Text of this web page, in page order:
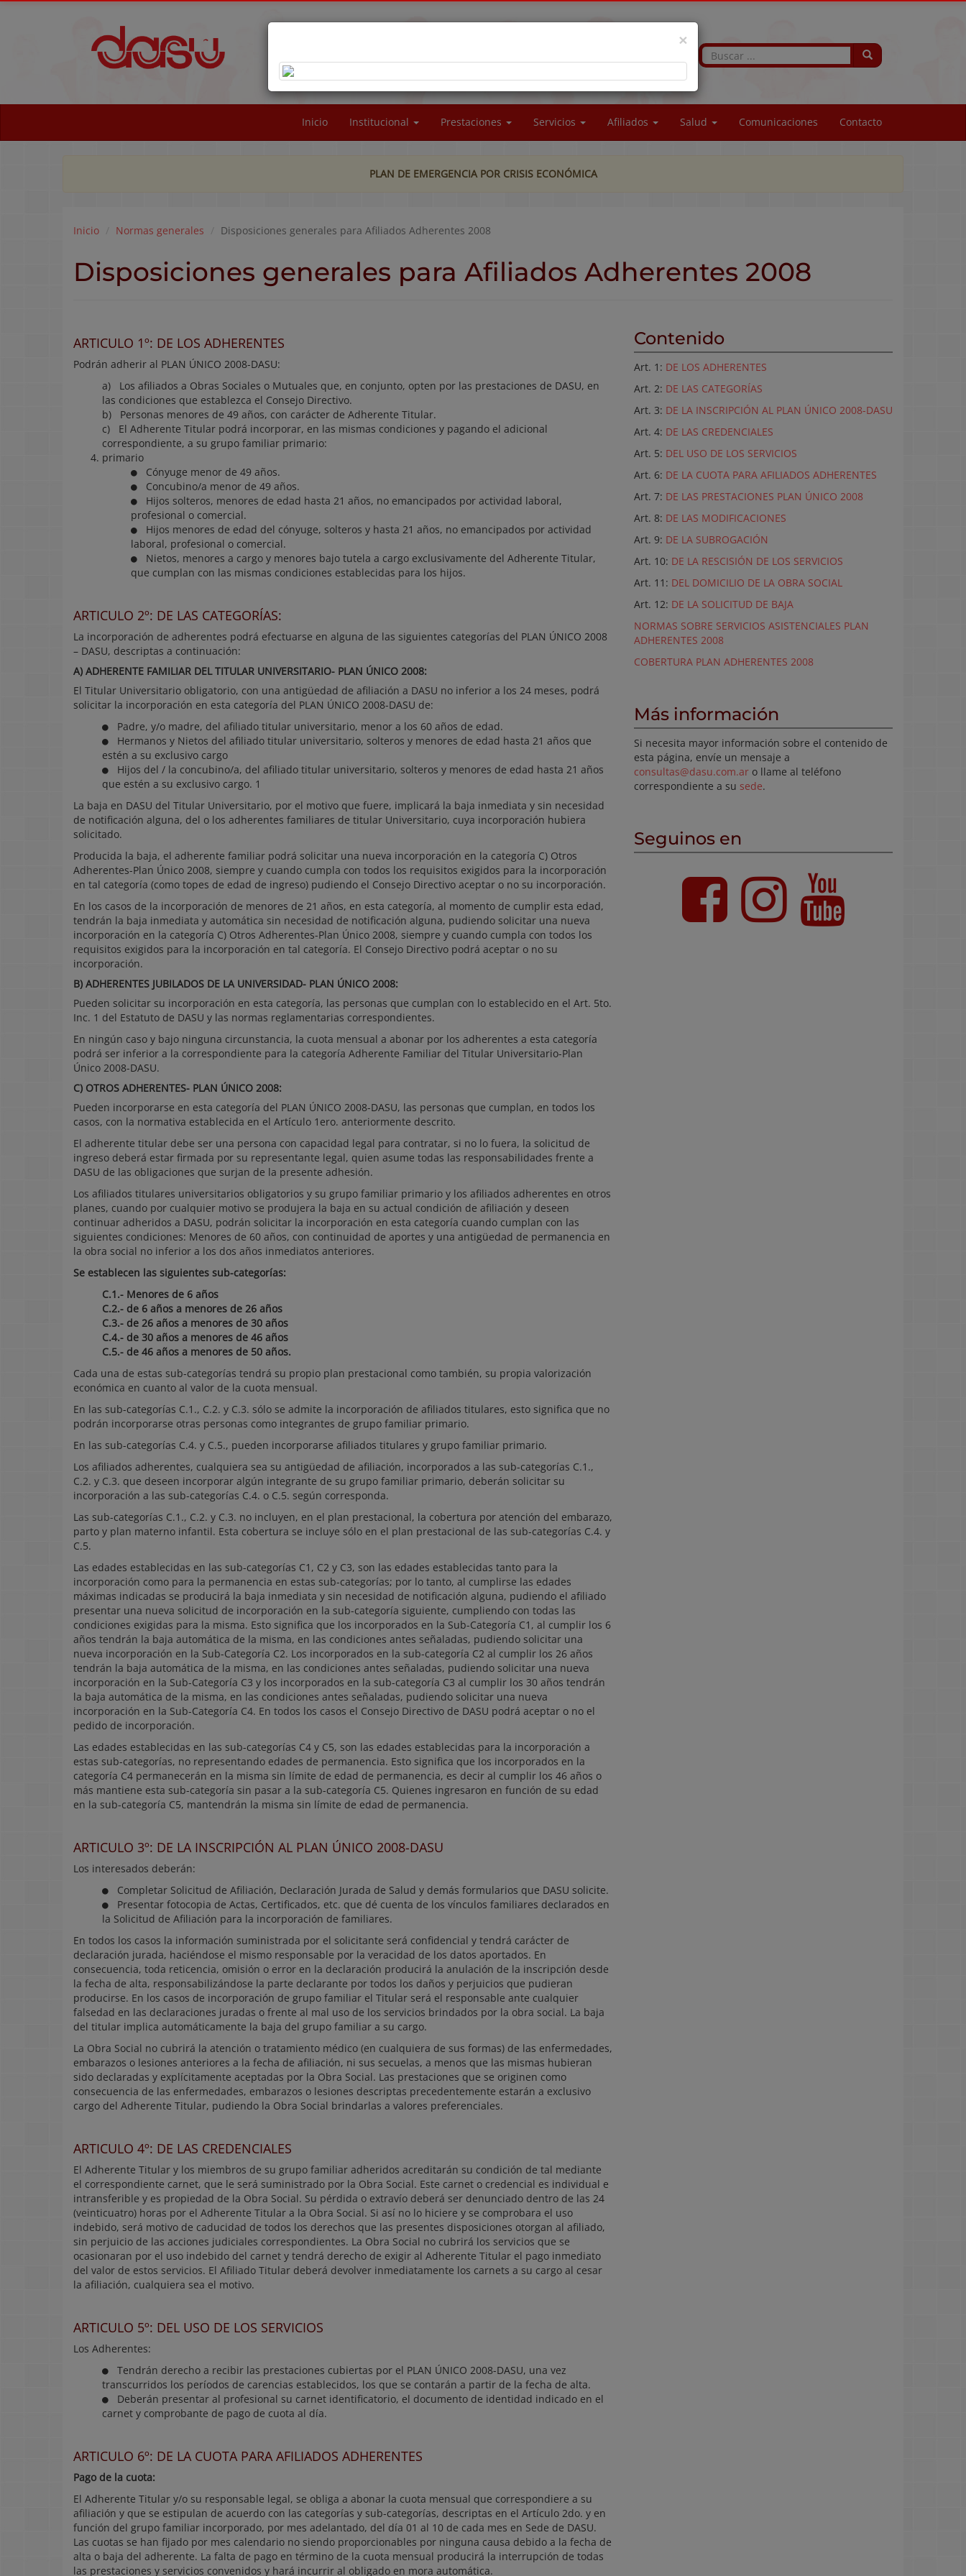
NACIONAL DE LA PATAGONIA SAN JUAN BOSCO
Inicio Institucional Prestaciones Servicios Afiliados Salud Comunicaciones Contacto
PLAN DE EMERGENCIA POR CRISIS ECONÓMICA
Inicio Normas generales Disposiciones generales para Afiliados Adherentes 2008
Disposiciones generales para Afiliados Adherentes 2008
ARTICULO 1º: DE LOS ADHERENTES
Podrán adherir al PLAN ÚNICO 2008-DASU:
a) Los afiliados a Obras Sociales o Mutuales que, en conjunto, opten por las prestaciones de DASU, en
las condiciones que establezca el Consejo Directivo.
b) Personas menores de 49 años, con carácter de Adherente Titular.
c) El Adherente Titular podrá incorporar, en las mismas condiciones y pagando el adicional
correspondiente, a su grupo familiar primario:
primario
Cónyuge menor de 49 años.
Concubino/a menor de 49 años.
Hijos solteros, menores de edad hasta 21 años, no emancipados por actividad laboral,
profesional o comercial.
Hijos menores de edad del cónyuge, solteros y hasta 21 años, no emancipados por actividad
laboral, profesional o comercial.
Nietos, menores a cargo y menores bajo tutela a cargo exclusivamente del Adherente Titular,
que cumplan con las mismas condiciones establecidas para los hijos.
ARTICULO 2º: DE LAS CATEGORÍAS:
La incorporación de adherentes podrá efectuarse en alguna de las siguientes categorías del PLAN ÚNICO 2008
– DASU, descriptas a continuación:
A) ADHERENTE FAMILIAR DEL TITULAR UNIVERSITARIO- PLAN ÚNICO 2008:
El Titular Universitario obligatorio, con una antigüedad de afiliación a DASU no inferior a los 24 meses, podrá
solicitar la incorporación en esta categoría del PLAN ÚNICO 2008-DASU de:
Padre, y/o madre, del afiliado titular universitario, menor a los 60 años de edad.
Hermanos y Nietos del afiliado titular universitario, solteros y menores de edad hasta 21 años que
estén a su exclusivo cargo
Hijos del / la concubino/a, del afiliado titular universitario, solteros y menores de edad hasta 21 años
que estén a su exclusivo cargo. 1
La baja en DASU del Titular Universitario, por el motivo que fuere, implicará la baja inmediata y sin necesidad
de notificación alguna, del o los adherentes familiares de titular Universitario, cuya incorporación hubiera
solicitado.
Producida la baja, el adherente familiar podrá solicitar una nueva incorporación en la categoría C) Otros
Adherentes-Plan Único 2008, siempre y cuando cumpla con todos los requisitos exigidos para la incorporación
en tal categoría (como topes de edad de ingreso) pudiendo el Consejo Directivo aceptar o no su incorporación.
En los casos de la incorporación de menores de 21 años, en esta categoría, al momento de cumplir esta edad,
tendrán la baja inmediata y automática sin necesidad de notificación alguna, pudiendo solicitar una nueva
incorporación en la categoría C) Otros Adherentes-Plan Único 2008, siempre y cuando cumpla con todos los
requisitos exigidos para la incorporación en tal categoría. El Consejo Directivo podrá aceptar o no su
incorporación.
B) ADHERENTES JUBILADOS DE LA UNIVERSIDAD- PLAN ÚNICO 2008:
Pueden solicitar su incorporación en esta categoría, las personas que cumplan con lo establecido en el Art. 5to.
Inc. 1 del Estatuto de DASU y las normas reglamentarias correspondientes.
En ningún caso y bajo ninguna circunstancia, la cuota mensual a abonar por los adherentes a esta categoría
podrá ser inferior a la correspondiente para la categoría Adherente Familiar del Titular Universitario-Plan
Único 2008-DASU.
C) OTROS ADHERENTES- PLAN ÚNICO 2008:
Pueden incorporarse en esta categoría del PLAN ÚNICO 2008-DASU, las personas que cumplan, en todos los
casos, con la normativa establecida en el Artículo 1ero. anteriormente descrito.
El adherente titular debe ser una persona con capacidad legal para contratar, si no lo fuera, la solicitud de
ingreso deberá estar firmada por su representante legal, quien asume todas las responsabilidades frente a
DASU de las obligaciones que surjan de la presente adhesión.
Los afiliados titulares universitarios obligatorios y su grupo familiar primario y los afiliados adherentes en otros
planes, cuando por cualquier motivo se produjera la baja en su actual condición de afiliación y deseen
continuar adheridos a DASU, podrán solicitar la incorporación en esta categoría cuando cumplan con las
siguientes condiciones: Menores de 60 años, con continuidad de aportes y una antigüedad de permanencia en
la obra social no inferior a los dos años inmediatos anteriores.
Se establecen las siguientes sub-categorías:
C.1.- Menores de 6 años
C.2.- de 6 años a menores de 26 años
C.3.- de 26 años a menores de 30 años
C.4.- de 30 años a menores de 46 años
C.5.- de 46 años a menores de 50 años.
Cada una de estas sub-categorías tendrá su propio plan prestacional como también, su propia valorización
económica en cuanto al valor de la cuota mensual.
En las sub-categorías C.1., C.2. y C.3. sólo se admite la incorporación de afiliados titulares, esto significa que no
podrán incorporarse otras personas como integrantes de grupo familiar primario.
En las sub-categorías C.4. y C.5., pueden incorporarse afiliados titulares y grupo familiar primario.
Los afiliados adherentes, cualquiera sea su antigüedad de afiliación, incorporados a las sub-categorías C.1.,
C.2. y C.3. que deseen incorporar algún integrante de su grupo familiar primario, deberán solicitar su
incorporación a las sub-categorías C.4. o C.5. según corresponda.
Las sub-categorías C.1., C.2. y C.3. no incluyen, en el plan prestacional, la cobertura por atención del embarazo,
parto y plan materno infantil. Esta cobertura se incluye sólo en el plan prestacional de las sub-categorías C.4. y
C.5.
Las edades establecidas en las sub-categorías C1, C2 y C3, son las edades establecidas tanto para la
incorporación como para la permanencia en estas sub-categorías; por lo tanto, al cumplirse las edades
máximas indicadas se producirá la baja inmediata y sin necesidad de notificación alguna, pudiendo el afiliado
presentar una nueva solicitud de incorporación en la sub-categoría siguiente, cumpliendo con todas las
condiciones exigidas para la misma. Esto significa que los incorporados en la Sub-Categoría C1, al cumplir los 6
años tendrán la baja automática de la misma, en las condiciones antes señaladas, pudiendo solicitar una
nueva incorporación en la Sub-Categoría C2. Los incorporados en la sub-categoría C2 al cumplir los 26 años
tendrán la baja automática de la misma, en las condiciones antes señaladas, pudiendo solicitar una nueva
incorporación en la Sub-Categoría C3 y los incorporados en la sub-categoría C3 al cumplir los 30 años tendrán
la baja automática de la misma, en las condiciones antes señaladas, pudiendo solicitar una nueva
incorporación en la Sub-Categoría C4. En todos los casos el Consejo Directivo de DASU podrá aceptar o no el
pedido de incorporación.
Las edades establecidas en las sub-categorías C4 y C5, son las edades establecidas para la incorporación a
estas sub-categorías, no representando edades de permanencia. Esto significa que los incorporados en la
categoría C4 permanecerán en la misma sin límite de edad de permanencia, es decir al cumplir los 46 años o
más mantiene esta sub-categoría sin pasar a la sub-categoría C5. Quienes ingresaron en función de su edad
en la sub-categoría C5, mantendrán la misma sin límite de edad de permanencia.
ARTICULO 3º: DE LA INSCRIPCIÓN AL PLAN ÚNICO 2008-DASU
Los interesados deberán:
Completar Solicitud de Afiliación, Declaración Jurada de Salud y demás formularios que DASU solicite.
Presentar fotocopia de Actas, Certificados, etc. que dé cuenta de los vínculos familiares declarados en
la Solicitud de Afiliación para la incorporación de familiares.
En todos los casos la información suministrada por el solicitante será confidencial y tendrá carácter de
declaración jurada, haciéndose el mismo responsable por la veracidad de los datos aportados. En
consecuencia, toda reticencia, omisión o error en la declaración producirá la anulación de la inscripción desde
la fecha de alta, responsabilizándose la parte declarante por todos los daños y perjuicios que pudieran
producirse. En los casos de incorporación de grupo familiar el Titular será el responsable ante cualquier
falsedad en las declaraciones juradas o frente al mal uso de los servicios brindados por la obra social. La baja
del titular implica automáticamente la baja del grupo familiar a su cargo.
La Obra Social no cubrirá la atención o tratamiento médico (en cualquiera de sus formas) de las enfermedades,
embarazos o lesiones anteriores a la fecha de afiliación, ni sus secuelas, a menos que las mismas hubieran
sido declaradas y explícitamente aceptadas por la Obra Social. Las prestaciones que se originen como
consecuencia de las enfermedades, embarazos o lesiones descriptas precedentemente estarán a exclusivo
cargo del Adherente Titular, pudiendo la Obra Social brindarlas a valores preferenciales.
ARTICULO 4º: DE LAS CREDENCIALES
El Adherente Titular y los miembros de su grupo familiar adheridos acreditarán su condición de tal mediante
el correspondiente carnet, que le será suministrado por la Obra Social. Este carnet o credencial es individual e
intransferible y es propiedad de la Obra Social. Su pérdida o extravío deberá ser denunciado dentro de las 24
(veinticuatro) horas por el Adherente Titular a la Obra Social. Si así no lo hiciere y se comprobara el uso
indebido, será motivo de caducidad de todos los derechos que las presentes disposiciones otorgan al afiliado,
sin perjuicio de las acciones judiciales correspondientes. La Obra Social no cubrirá los servicios que se
ocasionaran por el uso indebido del carnet y tendrá derecho de exigir al Adherente Titular el pago inmediato
del valor de estos servicios. El Afiliado Titular deberá devolver inmediatamente los carnets a su cargo al cesar
la afiliación, cualquiera sea el motivo.
ARTICULO 5º: DEL USO DE LOS SERVICIOS
Los Adherentes:
Tendrán derecho a recibir las prestaciones cubiertas por el PLAN ÚNICO 2008-DASU, una vez
transcurridos los períodos de carencias establecidos, los que se contarán a partir de la fecha de alta.
Deberán presentar al profesional su carnet identificatorio, el documento de identidad indicado en el
carnet y comprobante de pago de cuota al día.
ARTICULO 6º: DE LA CUOTA PARA AFILIADOS ADHERENTES
Pago de la cuota:
El Adherente Titular y/o su responsable legal, se obliga a abonar la cuota mensual que correspondiere a su
afiliación y que se estipulan de acuerdo con las categorías y sub-categorías, descriptas en el Artículo 2do. y en
función del grupo familiar incorporado, por mes adelantado, del día 01 al 10 de cada mes en Sede de DASU.
Las cuotas se han fijado por mes calendario no siendo proporcionables por ninguna causa debido a la fecha de
alta o baja del adherente. La falta de pago en término de la cuota mensual producirá la interrupción de todas
las prestaciones y servicios convenidos y hará incurrir al obligado en mora automática.
Contenido
Art. 1: DE LOS ADHERENTES
Art. 2: DE LAS CATEGORÍAS
Art. 3: DE LA INSCRIPCIÓN AL PLAN ÚNICO 2008-DASU
Art. 4: DE LAS CREDENCIALES
Art. 5: DEL USO DE LOS SERVICIOS
Art. 6: DE LA CUOTA PARA AFILIADOS ADHERENTES
Art. 7: DE LAS PRESTACIONES PLAN ÚNICO 2008
Art. 8: DE LAS MODIFICACIONES
Art. 9: DE LA SUBROGACIÓN
Art. 10: DE LA RESCISIÓN DE LOS SERVICIOS
Art. 11: DEL DOMICILIO DE LA OBRA SOCIAL
Art. 12: DE LA SOLICITUD DE BAJA
NORMAS SOBRE SERVICIOS ASISTENCIALES PLAN
ADHERENTES 2008
COBERTURA PLAN ADHERENTES 2008
Más información
Si necesita mayor información sobre el contenido de
esta página, envíe un mensaje a
consultas@dasu.com.ar o llame al teléfono
correspondiente a su sede.
Seguinos en
×